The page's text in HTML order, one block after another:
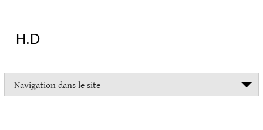
H.D
Navigation dans le site